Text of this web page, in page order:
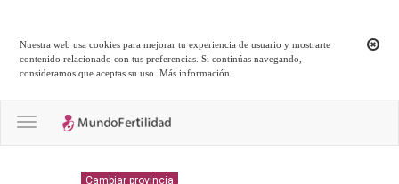
Nuestra web usa cookies para mejorar tu experiencia de usuario y mostrarte
contenido relacionado con tus preferencias. Si continúas navegando,
consideramos que aceptas su uso.Más información
Toggle navigation
Cambiar provincia